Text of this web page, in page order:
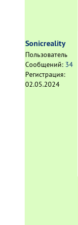
Sonicreality
Пользователь
Сообщений: 34
Регистрация:
02.05.2024